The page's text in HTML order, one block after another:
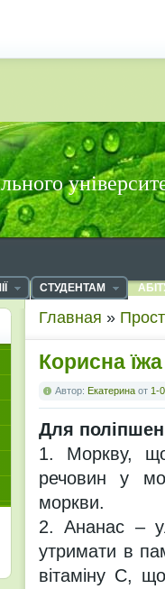
СТУДЕНТАМ
Главная »
Корисна їжа
Автор: Екатерина от 1-
Для
1. Моркву,
речовин у
моркви.
2. Ананас –
утримати в
вітаміну С,